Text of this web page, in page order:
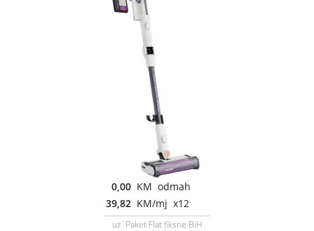
0,00 KM odmah
39,82 KM/mj x12
uz Paket Flat fiksne BiH